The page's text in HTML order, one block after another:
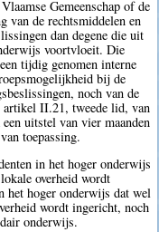
Gemeenschap of de
van de rechtsmiddelen en
dan degene die uit
voortvloeit. Die
tijdig genomen interne
bij de
noch van de
artikel II.21, tweede lid, van
uitstel van vier maanden
toepassing.
in het hoger onderwijs
overheid wordt
het hoger onderwijs dat wel
wordt ingericht, noch
onderwijs.